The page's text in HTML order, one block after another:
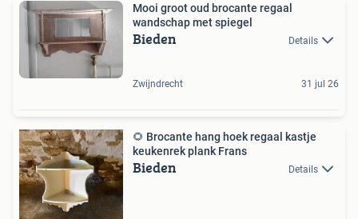
Mooi groot oud brocante regaal
wandschap met spiegel
Bieden Details
Zwijndrecht 31 jul 26
🌻 Brocante hang hoek regaal kastje
keukenrek plank Frans
Bieden Details